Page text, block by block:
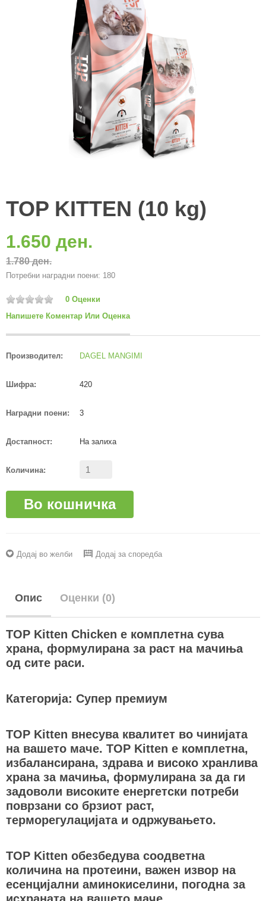
TOP KITTEN (10 kg)
1.650 ден.
1.780 ден.
Потребни наградни поени: 180
0 Оценки
Напишете Коментар Или Оценка
Производител: DAGEL MANGIMI
Шифра: 420
Наградни поени: 3
Достапност: На залиха
Количина:
Во кошничка
Додај во желби Додај за споредба
Опис Оценки (0)
TOP Kitten Chicken е комплетна сува
храна, формулирана за раст на мачиња
од сите раси.
Категорија: Супер премиум
TOP Kitten внесува квалитет во чинијата
на вашето маче. TOP Kitten е комплетна,
избалансирана, здрава и високо хранлива
храна за мачиња, формулирана за да ги
задоволи високите енергетски потреби
поврзани со брзиот раст,
терморегулацијата и одржувањето.
TOP Kitten обезбедува соодветна
количина на протеини, важен извор на
есенцијални аминокиселини, погодна за